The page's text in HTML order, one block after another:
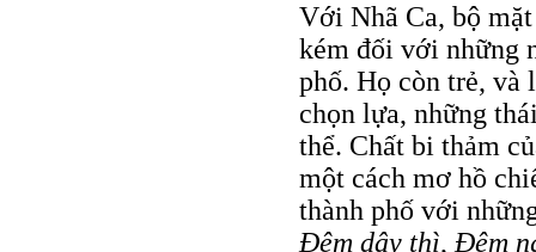
Với Nhã Ca, bộ
kém đối với những
phố. Họ còn trẻ, và
chọn lựa, những
thể. Chất bi thảm
một cách mơ hồ
thành phố với
Ðêm dậy thì, Ðêm